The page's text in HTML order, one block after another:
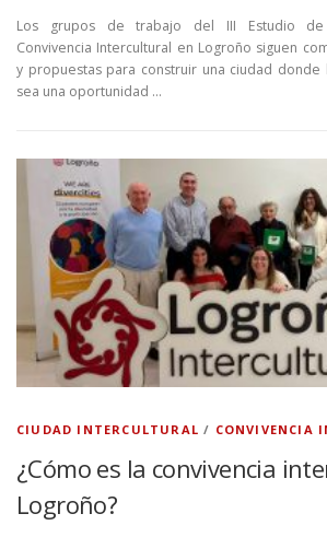
Los grupos de trabajo del III Estudio de
Convivencia Intercultural en Logroño siguen
y propuestas para construir una ciudad donde
sea una oportunidad …
CIUDAD INTERCULTURAL / CONVIVENCIA
¿Cómo es la convivencia
Logroño?